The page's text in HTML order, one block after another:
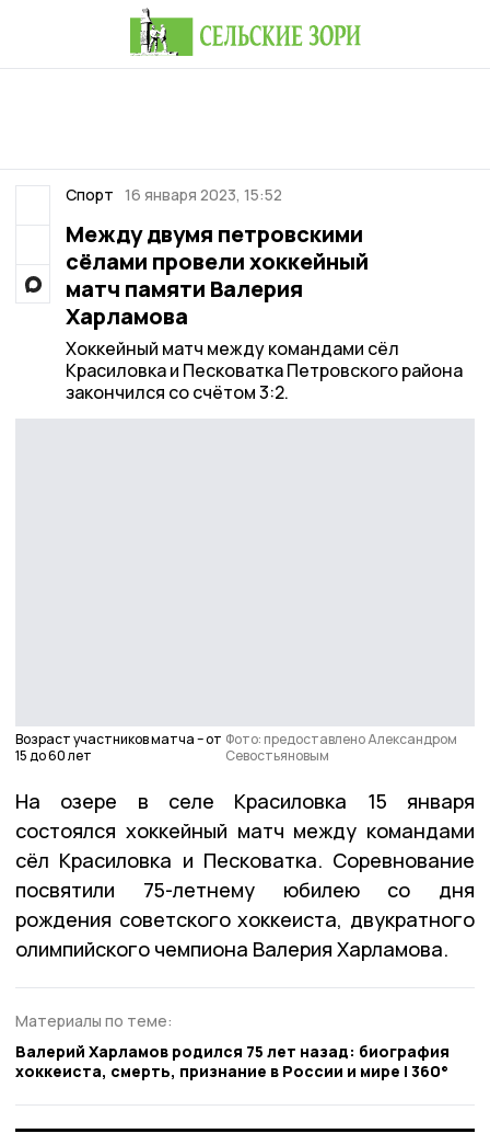
Спорт 16 января 2023, 15:52
Между двумя петровскими
сёлами провели хоккейный
матч памяти Валерия
Харламова
Хоккейный матч между командами сёл
Красиловка и Песковатка Петровского района
закончился со счётом 3:2.
Возраст участников матча – от
15 до 60 лет
Фото: предоставлено Александром
Севостьяновым
На озере в селе Красиловка 15 января
состоялся хоккейный матч между командами
сёл Красиловка и Песковатка. Соревнование
посвятили 75-летнему юбилею со дня
рождения советского хоккеиста, двукратного
олимпийского чемпиона Валерия Харламова.
Материалы по теме:
Валерий Харламов родился 75 лет назад: биография
хоккеиста, смерть, признание в России и мире | 360°